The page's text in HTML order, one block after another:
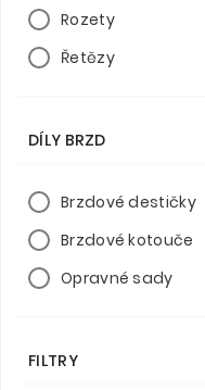
Rozety
Řetězy
DÍLY BRZD
Brzdové destičky
Brzdové kotouče
Opravné sady
FILTRY